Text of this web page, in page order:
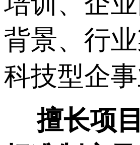
背景、行
科技型企
擅长项